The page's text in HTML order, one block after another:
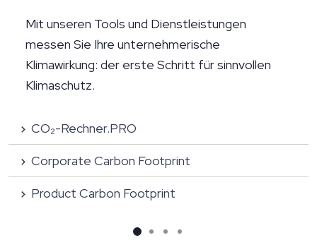
Mit unseren Tools und Dienstleistungen
messen Sie Ihre unternehmerische
Klimawirkung: der erste Schritt für sinnvollen
Klimaschutz.
CO₂-Rechner.PRO
Corporate Carbon Footprint
Product Carbon Footprint